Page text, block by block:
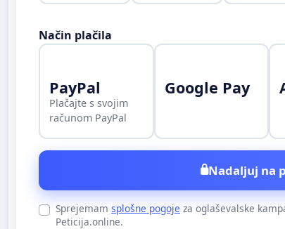
Način plačila
PayPal
Plačajte s svojim
računom PayPal
Google Pay
Nadaljuj na
Sprejemam splošne pogoje za oglaševalske
Peticija.online.